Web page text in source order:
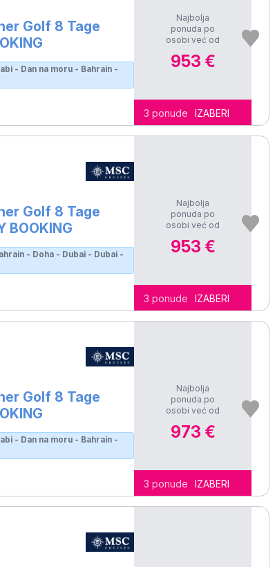
Golf 8 Tage
- Dan na moru - Bahrain -
Najbolja
ponuda po
osobi već od
953 €
3 ponude IZABERI
Golf 8 Tage
BOOKING
- Doha - Dubai - Dubai -
Najbolja
ponuda po
osobi već od
953 €
3 ponude IZABERI
Golf 8 Tage
- Dan na moru - Bahrain -
Najbolja
ponuda po
osobi već od
973 €
3 ponude IZABERI